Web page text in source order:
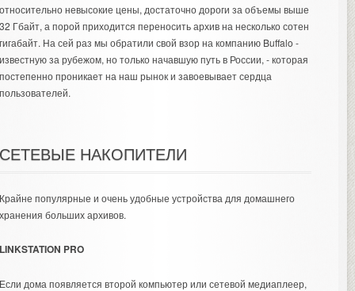
невысокие цены, достаточно дороги за объемы выше
Гбайт, а порой приходится переносить архив на несколько сотен
На сей раз мы обратили свой взор на компанию Buffalo -
за рубежом, но только начавшую путь в России, - которая
проникает на наш рынок и завоевывает сердца
НАКОПИТЕЛИ
популярные и очень удобные устройства для домашнего
больших архивов.
PRO
дома появляется второй компьютер или сетевой медиаплеер,